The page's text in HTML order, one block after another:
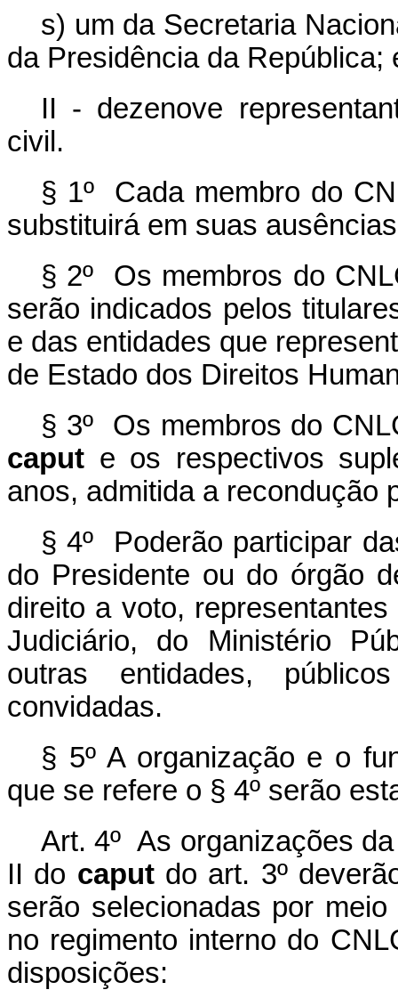
s) um da Secretaria
da Presidência da República;
II - dezenove
civil.
§ 1º Cada membro do
substituirá em suas
§ 2º Os membros do
serão indicados pelos
e das entidades que
de Estado dos Direitos
§ 3º Os membros do
caput e os respectivos
anos, admitida a recondução
§ 4º Poderão participar
do Presidente ou do órgão
direito a voto,
Judiciário, do Ministério
outras entidades,
convidadas.
§ 5º A organização e o
que se refere o § 4º serão
Art. 4º As organizações
II do caputdo art. 3º
serão selecionadas por
no regimento interno do
disposições: